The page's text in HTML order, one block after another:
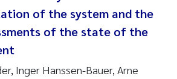
Jaccard
James Bellerby
of the system and the
of the state of the
Inger Hanssen-Bauer, Arne